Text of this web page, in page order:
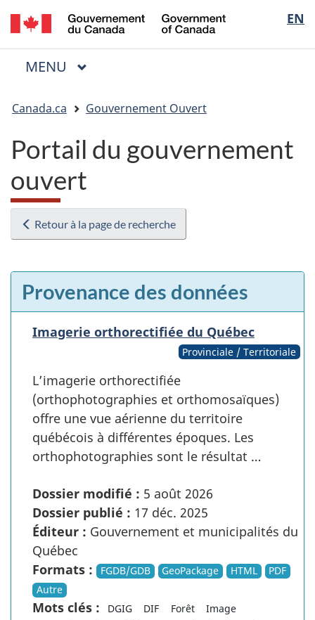
Passer
au
contenu
Passer
à
« Au
Passer
à
la
EN
of
Menu
MENU PRINCIPAL
êtes
ici
Canada.ca Gouvernement Ouvert
Portail du gouvernement
ouvert
Retour à la page de recherche
Provenance des données
Imagerie orthorectifiée du Québec
Provinciale / Territoriale
L’imagerie orthorectifiée
(orthophotographies et orthomosaïques)
offre une vue aérienne du territoire
québécois à différentes époques. Les
orthophotographies sont le résultat …
Dossier modifié : 5 août 2026
Dossier publié : 17 déc. 2025
Éditeur : Gouvernement et municipalités du
Québec
Formats :
FGDB/GDB GeoPackage HTML
PDF
Autre
Mots clés : DGIG DIF Forêt
Image